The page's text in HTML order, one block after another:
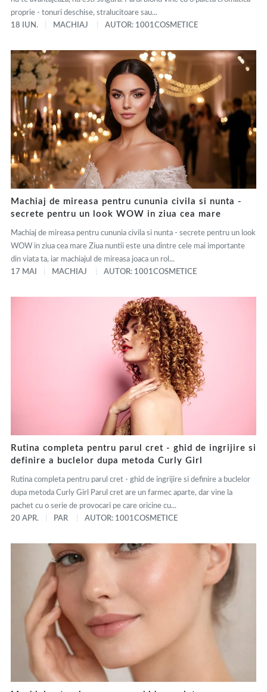
proprie - tonuri deschise, stralucitoare sau...
18 IUN.
MACHIAJ AUTOR: 1001COSMETICE
Machiaj de mireasa pentru cununia civila si nunta -
secrete pentru un look WOW in ziua cea mare
Machiaj de mireasa pentru cununia civila si nunta - secrete pentru un look
WOW in ziua cea mare Ziua nuntii este una dintre cele mai importante
din viata ta, iar machiajul de mireasa joaca un rol...
17 MAI
MACHIAJ AUTOR: 1001COSMETICE
Rutina completa pentru parul cret - ghid de ingrijire si
definire a buclelor dupa metoda Curly Girl
Rutina completa pentru parul cret - ghid de ingrijire si definire a buclelor
dupa metoda Curly Girl Parul cret are un farmec aparte, dar vine la
pachet cu o serie de provocari pe care oricine cu...
20 APR.
PAR AUTOR: 1001COSMETICE